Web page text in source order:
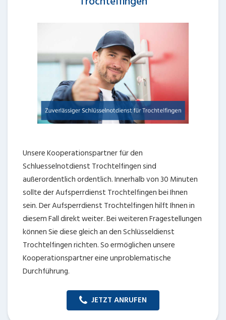
Unsere Kooperationspartner für den
Schluesselnotdienst Trochtelfingen sind
außerordentlich ordentlich. Innerhalb von 30 Minuten
sollte der Aufsperrdienst Trochtelfingen bei Ihnen
sein. Der Aufsperrdienst Trochtelfingen hilft Ihnen in
diesem Fall direkt weiter. Bei weiteren Fragestellungen
können Sie diese gleich an den Schlüsseldienst
Trochtelfingen richten. So ermöglichen unsere
Kooperationspartner eine unproblematische
Durchführung.
JETZT ANRUFEN